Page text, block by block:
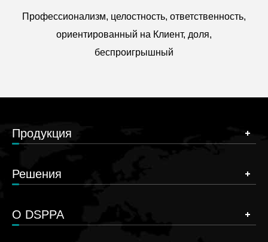
Профессионализм, целостность, ответственность,
ориентированный на Клиент, доля,
беспроигрышный
Продукция
Решения
О DSPPA